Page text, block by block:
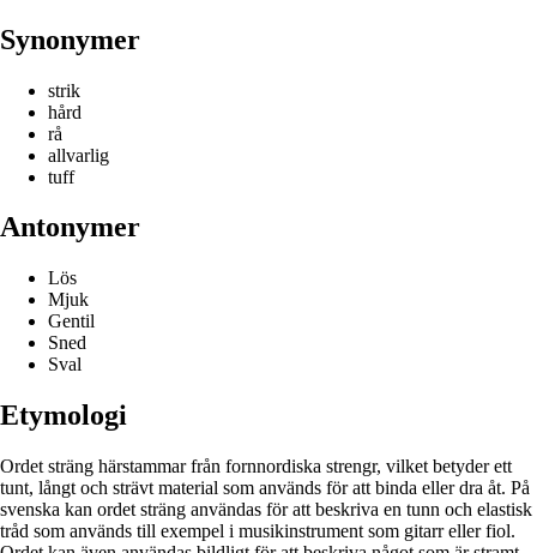
Synonymer
strik
hård
rå
allvarlig
tuff
Antonymer
Lös
Mjuk
Gentil
Sned
Sval
Etymologi
Ordet sträng härstammar från fornnordiska strengr, vilket betyder ett
tunt, långt och strävt material som används för att binda eller dra åt. På
svenska kan ordet sträng användas för att beskriva en tunn och elastisk
tråd som används till exempel i musikinstrument som gitarr eller fiol.